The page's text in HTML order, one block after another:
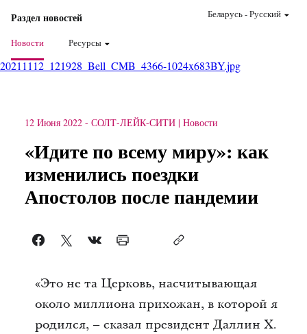
Раздел новостей
Новости Ресурсы
Беларусь-Pусский
20211112_121928_Bell_CMB_4366-1024x683BY.jpg
12 Июня 2022 - СОЛТ-ЛЕЙК-СИТИ Новости
«Идите по всему миру»: как
изменились поездки
Апостолов после пандемии
«Это не та Церковь, насчитывающая
около миллиона прихожан, в которой я
родился, – сказал президент Даллин Х.